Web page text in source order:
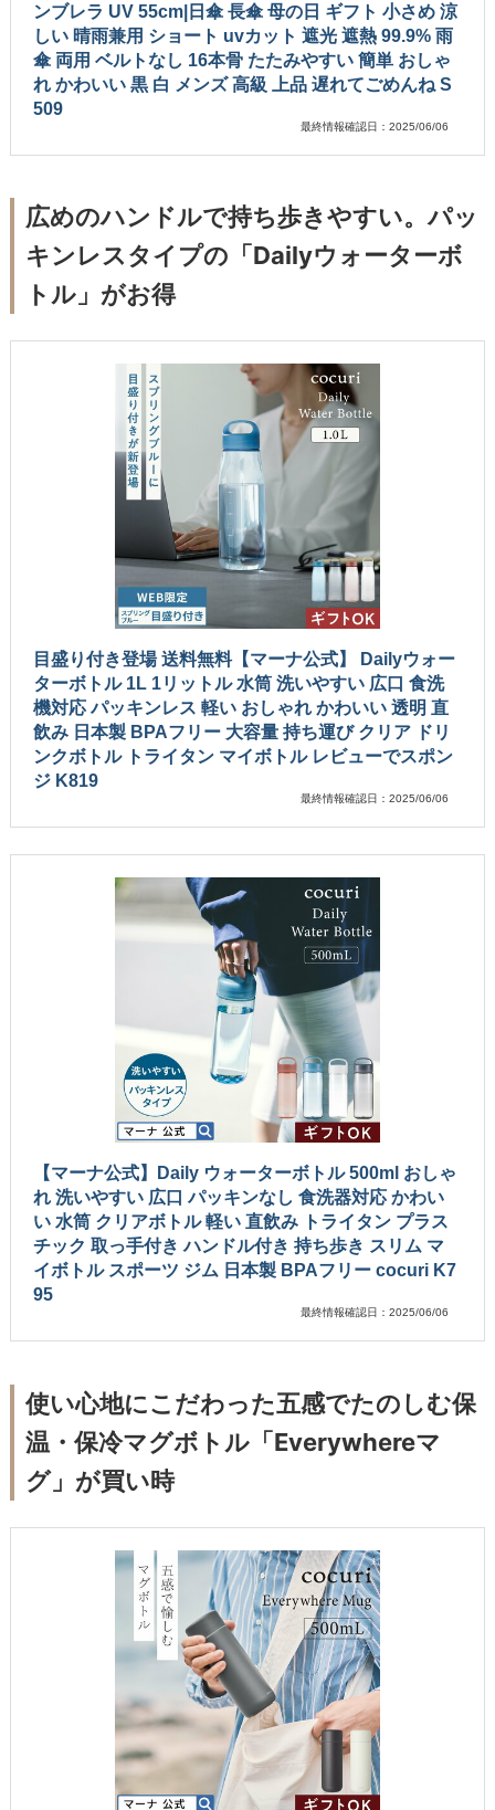
ンブレラ UV 55cm|日傘 長傘 母の日 ギフト 小さめ 涼
しい 晴雨兼用 ショート uvカット 遮光 遮熱 99.9% 雨
傘 両用 ベルトなし 16本骨 たたみやすい 簡単 おしゃ
れ かわいい 黒 白 メンズ 高級 上品 遅れてごめんね S
509
最終情報確認日：2025/06/06
広めのハンドルで持ち歩きやすい。パッ
キンレスタイプの「Dailyウォーターボ
トル」がお得
目盛り付き登場 送料無料【マーナ公式】 Dailyウォー
ターボトル 1L 1リットル 水筒 洗いやすい 広口 食洗
機対応 パッキンレス 軽い おしゃれ かわいい 透明 直
飲み 日本製 BPAフリー 大容量 持ち運び クリア ドリ
ンクボトル トライタン マイボトル レビューでスポン
ジ K819
最終情報確認日：2025/06/06
【マーナ公式】Daily ウォーターボトル 500ml おしゃ
れ 洗いやすい 広口 パッキンなし 食洗器対応 かわい
い 水筒 クリアボトル 軽い 直飲み トライタン プラス
チック 取っ手付き ハンドル付き 持ち歩き スリム マ
イボトル スポーツ ジム 日本製 BPAフリー cocuri K7
95
最終情報確認日：2025/06/06
使い心地にこだわった五感でたのしむ保
温・保冷マグボトル「Everywhereマ
グ」が買い時